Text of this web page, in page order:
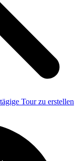
Tour zu erstellen